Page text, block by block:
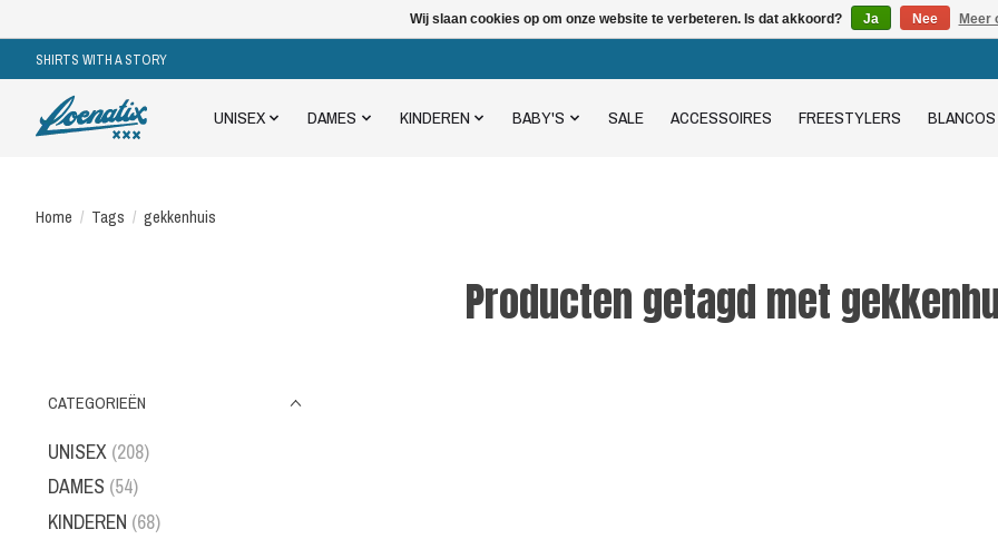
SHIRTS WITH A STORY
UNISEX DAMES KINDEREN BABY'S SALE ACCESSOIRES FREESTYLERS BLANCOS
Home / Tags / gekkenhuis
Producten getagd met
CATEGORIEËN
UNISEX (208)
DAMES (54)
KINDEREN (68)
Wij slaan cookies op om onze website te verbeteren. Is dat akkoord? Ja Nee Meer